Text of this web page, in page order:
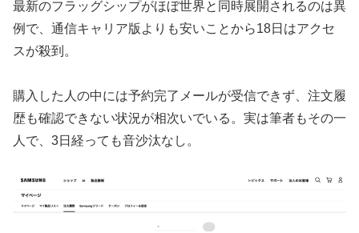
最新のフラッグシップがほぼ世界と同時展開されるのは異
例で、通信キャリア版よりも安いことから18日はアクセ
スが殺到。
購入した人の中には予約完了メールが受信できず、注文履
歴も確認できない状況が相次いでいる。実は筆者もその一
人で、3日経っても音沙汰なし。